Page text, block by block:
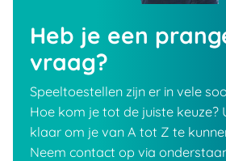
Heb je een
vraag?
Speeltoestellen zijn er in vele
Hoe kom je tot de juiste keuze?
klaar om je van A tot Z te
Neem contact op via